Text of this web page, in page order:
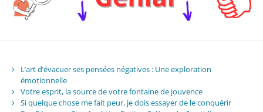
L’art d’évacuer ses pensées négatives : Une exploration
émotionnelle
Votre esprit, la source de votre fontaine de jouvence
Si quelque chose me fait peur, je dois essayer de le conquérir